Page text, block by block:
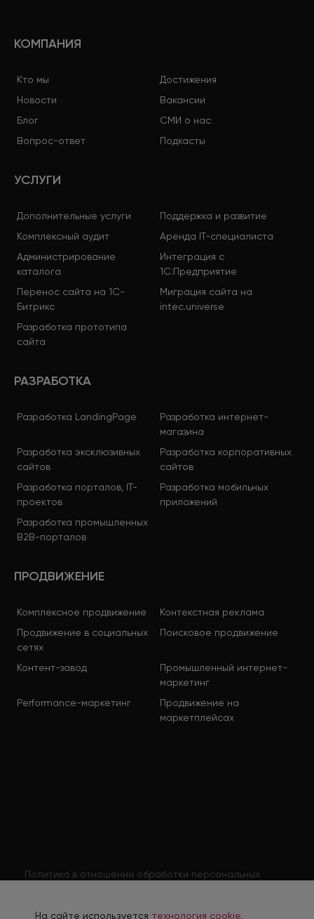
КОМПАНИЯ
Кто мы
Достижения
Новости
Вакансии
Блог
СМИ о нас
Вопрос-ответ
Подкасты
УСЛУГИ
Дополнительные услуги
Поддержка и развитие
Комплексный аудит
Аренда IT-специалиста
Администрирование
каталога
Интеграция с
1С:Предприятие
Перенос сайта на 1С-
Битрикс
Миграция сайта на
intec.universe
Разработка прототипа
сайта
РАЗРАБОТКА
Разработка LandingPage
Разработка интернет-
магазина
Разработка эксклюзивных
сайтов
Разработка корпоративных
сайтов
Разработка порталов, IT-
проектов
Разработка мобильных
приложений
Разработка промышленных
B2B-порталов
ПРОДВИЖЕНИЕ
Комплексное продвижение
Контекстная реклама
Продвижение в социальных
сетях
Поисковое продвижение
Контент-завод
Промышленный интернет-
маркетинг
Performance-маркетинг
Продвижение на
маркетплейсах
Политика в отношении обработки персональных
На сайте используется технология cookie